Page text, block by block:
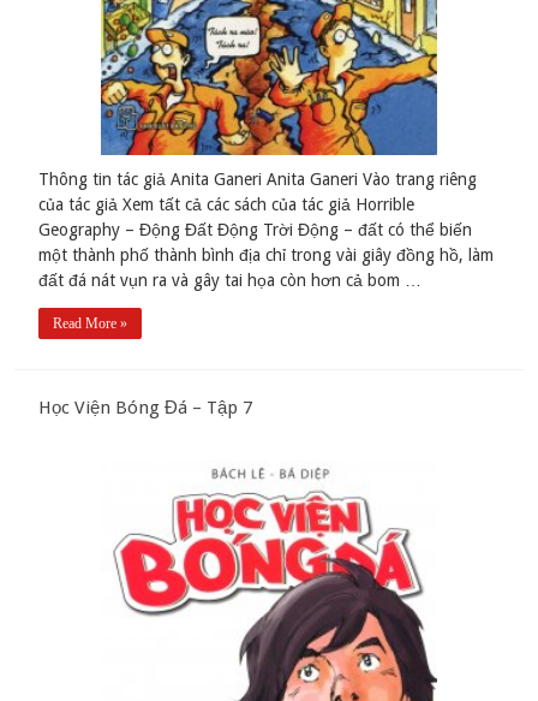
Thông tin tác giả Anita Ganeri Anita Ganeri Vào trang riêng
của tác giả Xem tất cả các sách của tác giả Horrible
Geography – Động Đất Động Trời Động – đất có thể biến
một thành phố thành bình địa chỉ trong vài giây đồng hồ, làm
đất đá nát vụn ra và gây tai họa còn hơn cả bom …
Read More »
Học Viện Bóng Đá – Tập 7